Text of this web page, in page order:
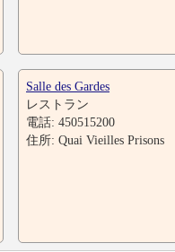
Salle des Gardes
レストラン
電話: 450515200
住所: Quai Vieilles Prisons